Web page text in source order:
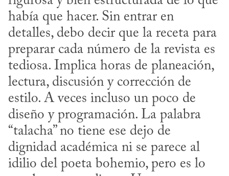
había que hacer. Sin entrar en
detalles, debo decir que la receta para
preparar cada número de la revista es
tediosa. Implica horas de planeación,
lectura, discusión y corrección de
estilo. A veces incluso un poco de
diseño y programación. La palabra
“talacha” no tiene ese dejo de
dignidad académica ni se parece al
idilio del poeta bohemio, pero es lo